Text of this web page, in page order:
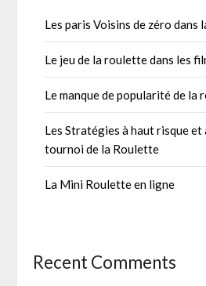
Les paris Voisins de zéro dans
Le jeu de la roulette dans les
Le manque de popularité de
Les Stratégies à haut risque et
tournoi de la Roulette
La Mini Roulette en ligne
Recent Comments